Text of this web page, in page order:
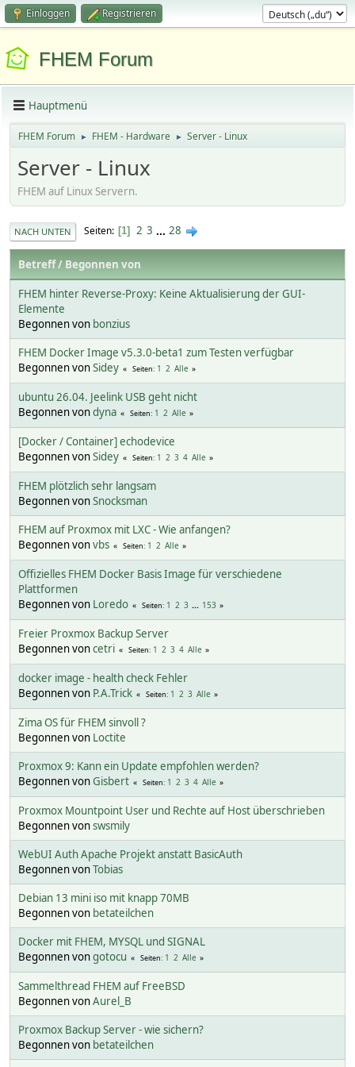
Einloggen Registrieren
FHEM Forum
Hauptmenü
FHEM Forum ► FHEM - Hardware ► Server - Linux
Server - Linux
FHEM auf Linux Servern.
NACH UNTEN Seiten 1 2 3 ... 28
Betreff/ Begonnen von
FHEM hinter Reverse-Proxy: Keine Aktualisierung der GUI-
Elemente
Begonnen von bonzius
FHEM Docker Image v5.3.0-beta1 zum Testen verfügbar
Begonnen vonSidey Seiten 1 2 Alle
ubuntu 26.04. Jeelink USB geht nicht
Begonnen vondyna Seiten 1 2 Alle
[Docker / Container] echodevice
Begonnen vonSidey Seiten 1 2 3 4 Alle
FHEM plötzlich sehr langsam
Begonnen vonSnocksman
FHEM auf Proxmox mit LXC - Wie anfangen?
Begonnen vonvbs Seiten 1 2 Alle
Offizielles FHEM Docker Basis Image für verschiedene
Plattformen
Begonnen von Loredo Seiten 1 2 3 ... 153
Freier Proxmox Backup Server
Begonnen voncetri Seiten 1 2 3 4 Alle
docker image - health check Fehler
Begonnen von P.A.Trick Seiten 1 2 3 Alle
Zima OS für FHEM sinvoll ?
Begonnen von Loctite
Proxmox 9: Kann ein Update empfohlen werden?
Begonnen vonGisbert Seiten 1 2 3 4 Alle
Proxmox Mountpoint User und Rechte auf Host überschrieben
Begonnen vonswsmily
WebUI Auth Apache Projekt anstatt BasicAuth
Begonnen vonTobias
Debian 13 mini iso mit knapp 70MB
Begonnen von betateilchen
Docker mit FHEM, MYSQL und SIGNAL
Begonnen vongotocu Seiten 1 2 Alle
Sammelthread FHEM auf FreeBSD
Begonnen vonAurel_B
Proxmox Backup Server - wie sichern?
Begonnen von betateilchen